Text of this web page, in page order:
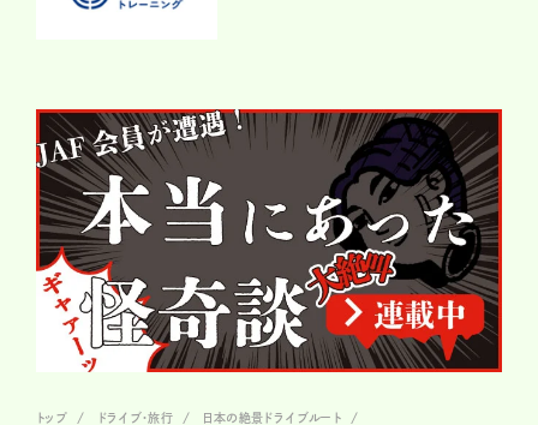
トップ ドライブ･旅行
日本の絶景ドライブルート